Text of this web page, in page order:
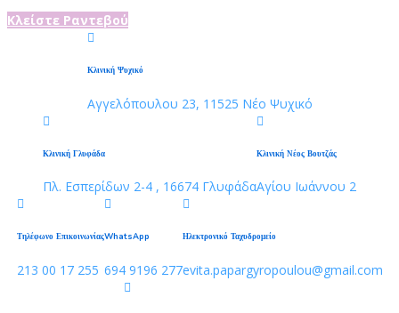
Κλείστε Ραντεβού
Κλινική Ψυχικό
Αγγελόπουλου 23, 11525 Νέο Ψυχικό
Κλινική Γλυφάδα
Πλ. Εσπερίδων 2-4 , 16674 Γλυφάδα
Κλινική Νέος Βουτζάς
Αγίου Ιωάννου 2
Τηλέφωνο Επικοινωνίας
213 00 17 255
WhatsApp
694 9196 277
Ηλεκτρονικό Ταχυδρομείο
evita.papargyropoulou@gmail.com